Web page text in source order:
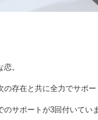
。
存在と共に全力でサポー
サポートが3回付いてい